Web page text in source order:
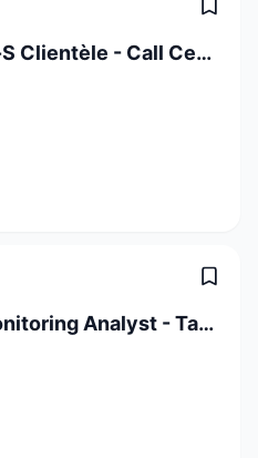
Conseiller-Ère-S Clientèle - Call Center
Compliance Monitoring Analyst - Task Force (6-Month Contract)